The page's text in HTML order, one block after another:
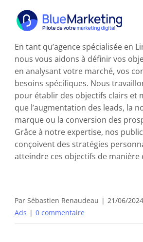
contenu
Expertises
Formations
Externalisation
Réalisations
Ressources
Nous contacter
En tant qu’agence spécialisée en
nous vous aidons à définir vos
en analysant votre marché, vos
besoins spécifiques. Nous
pour établir des objectifs clairs et
que l’augmentation des leads, la
marque ou la conversion des
Grâce à notre expertise, nos
conçoivent des stratégies
atteindre ces objectifs de manière
Par Sébastien Renaudeau | 21/06/2024
Ads | 0 commentaire